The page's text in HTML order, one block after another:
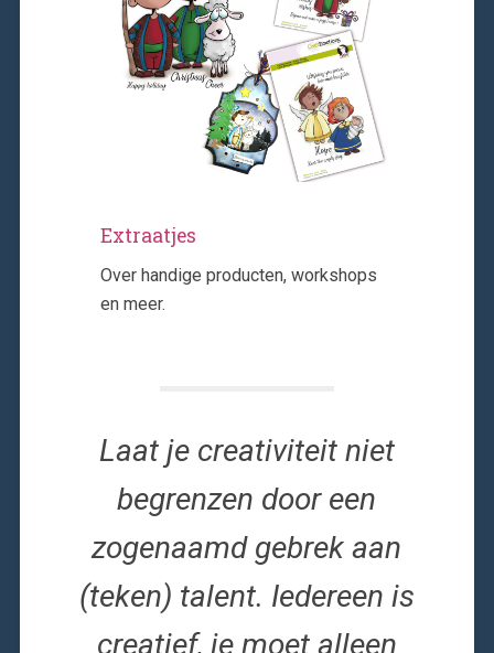
Extraatjes
Over handige producten, workshops
en meer.
Laat je creativiteit niet
begrenzen door een
zogenaamd gebrek aan
(teken) talent. Iedereen is
creatief, je moet alleen